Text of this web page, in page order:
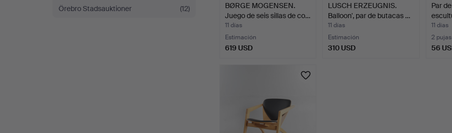
Örebro Stadsauktioner
(12)
BØRGE MOGENSEN.
Juego de seis sillas de co…
11 días
Estimación
619 USD
LUSCH ERZEUGNIS.
Balloon', par de butacas …
11 días
Estimación
310 USD
Par
11 días
2 pujas
56